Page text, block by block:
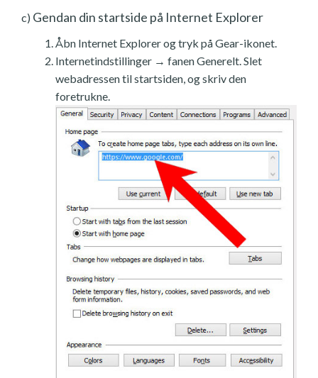
c) Gendan din startside på Internet Explorer
Åbn Internet Explorer og tryk på Gear-ikonet.
Internetindstillinger → fanen Generelt. Slet
webadressen til startsiden, og skriv den
foretrukne.